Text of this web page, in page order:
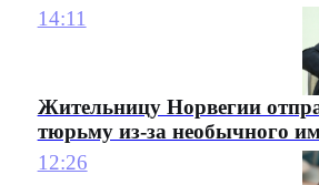
14:11
Жительницу Норвегии
тюрьму из-за необычного
12:26